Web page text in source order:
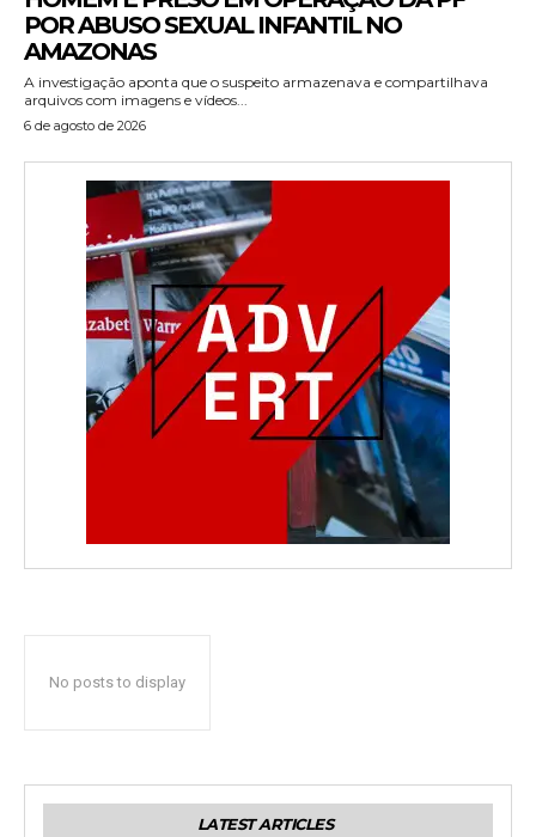
POR ABUSO SEXUAL INFANTIL NO
AMAZONAS
A investigação aponta que o suspeito armazenava e compartilhava
arquivos com imagens e vídeos...
6 de agosto de 2026
No posts to display
LATEST ARTICLES